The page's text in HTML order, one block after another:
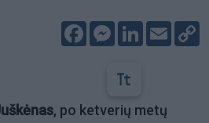
FacebookMessenger
LinkedIn
Email
, po ketverių metų